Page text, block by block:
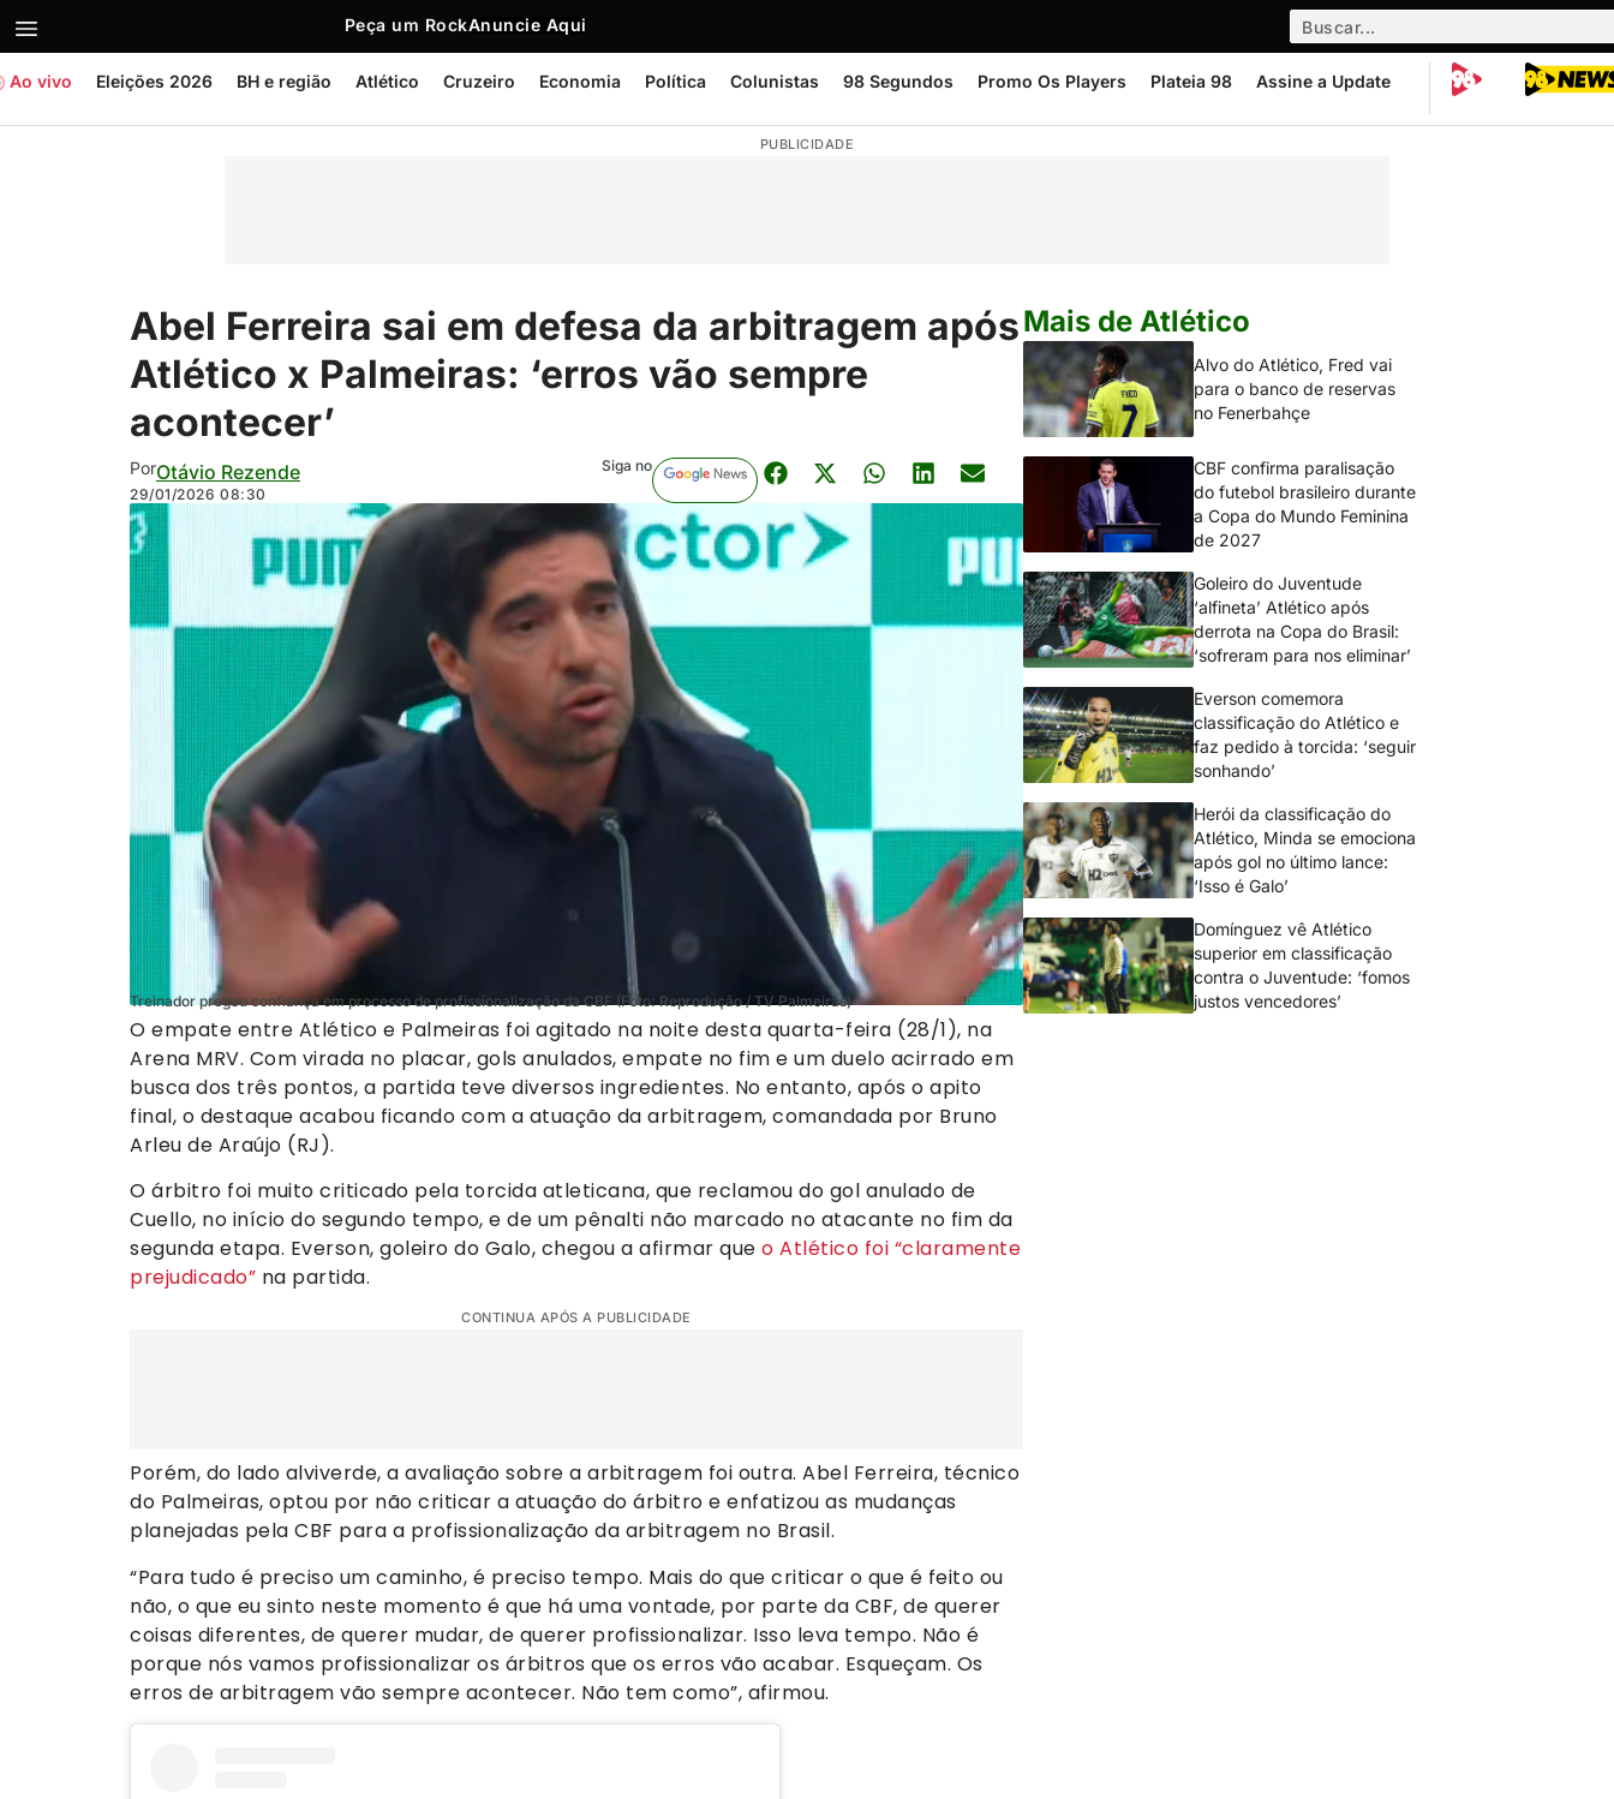
Peça um RockAnuncie Aqui
Ao vivo Eleições 2026 BH e região Atlético Cruzeiro Economia Política Colunistas 98 Segundos Promo Os Players Plateia 98 Assine a Update
PUBLICIDADE
Abel Ferreira sai em defesa da arbitragem após
Atlético x Palmeiras: ‘erros vão sempre
acontecer’
PorOtávio Rezende
29/01/2026 08:30
Siga no
Treinador pregou confiança em processo de profissionalização da CBF (Foto: Reprodução / TV Palmeiras)
O empate entre Atlético e Palmeiras foi agitado na noite desta quarta-feira (28/1), na
Arena MRV. Com virada no placar, gols anulados, empate no fim e um duelo acirrado em
busca dos três pontos, a partida teve diversos ingredientes. No entanto, após o apito
final, o destaque acabou ficando com a atuação da arbitragem, comandada por Bruno
Arleu de Araújo (RJ).
O árbitro foi muito criticado pela torcida atleticana, que reclamou do gol anulado de
Cuello, no início do segundo tempo, e de um pênalti não marcado no atacante no fim da
segunda etapa. Everson, goleiro do Galo, chegou a afirmar que o Atlético foi “claramente
prejudicado” na partida.
CONTINUA APÓS A PUBLICIDADE
Porém, do lado alviverde, a avaliação sobre a arbitragem foi outra. Abel Ferreira, técnico
do Palmeiras, optou por não criticar a atuação do árbitro e enfatizou as mudanças
planejadas pela CBF para a profissionalização da arbitragem no Brasil.
“Para tudo é preciso um caminho, é preciso tempo. Mais do que criticar o que é feito ou
não, o que eu sinto neste momento é que há uma vontade, por parte da CBF, de querer
coisas diferentes, de querer mudar, de querer profissionalizar. Isso leva tempo. Não é
porque nós vamos profissionalizar os árbitros que os erros vão acabar. Esqueçam. Os
erros de arbitragem vão sempre acontecer. Não tem como”, afirmou.
Mais de Atlético
Alvo do Atlético, Fred vai
para o banco de reservas
no Fenerbahçe
CBF confirma paralisação
do futebol brasileiro durante
a Copa do Mundo Feminina
de 2027
Goleiro do Juventude
‘alfineta’ Atlético após
derrota na Copa do Brasil:
‘sofreram para nos eliminar’
Everson comemora
classificação do Atlético e
faz pedido à torcida: ‘seguir
sonhando’
Herói da classificação do
Atlético, Minda se emociona
após gol no último lance:
‘Isso é Galo’
Domínguez vê Atlético
superior em classificação
contra o Juventude: ‘fomos
justos vencedores’